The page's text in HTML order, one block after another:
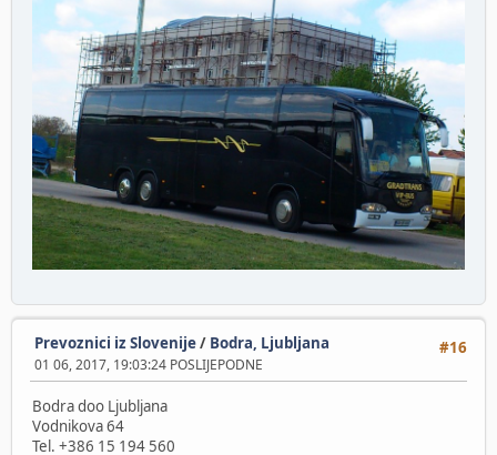
#16
Prevoznici iz Slovenije/ Bodra, Ljubljana
01 06, 2017, 19:03:24 POSLIJEPODNE
Bodra doo Ljubljana
Vodnikova 64
Tel. +386 15 194 560